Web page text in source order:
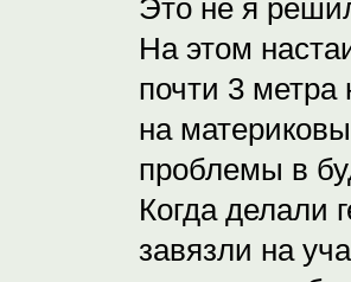
Это не я
На этом
почти 3 метра
на
проблемы в
Когда делали
завязли на